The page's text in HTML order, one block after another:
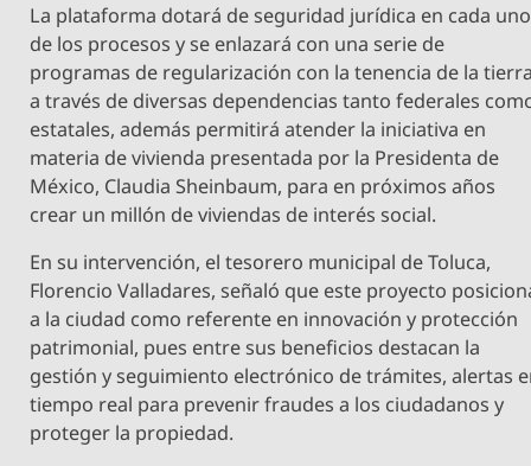
La plataforma dotará de seguridad jurídica en cada uno
de los procesos y se enlazará con una serie de
programas de regularización con la tenencia de la
a través de diversas dependencias tanto federales
estatales, además permitirá atender la iniciativa en
materia de vivienda presentada por la Presidenta de
México, Claudia Sheinbaum, para en próximos años
crear un millón de viviendas de interés social.
En su intervención, el tesorero municipal de Toluca,
Florencio Valladares, señaló que este proyecto
a la ciudad como referente en innovación y protección
patrimonial, pues entre sus beneficios destacan la
gestión y seguimiento electrónico de trámites, alertas
tiempo real para prevenir fraudes a los ciudadanos y
proteger la propiedad.